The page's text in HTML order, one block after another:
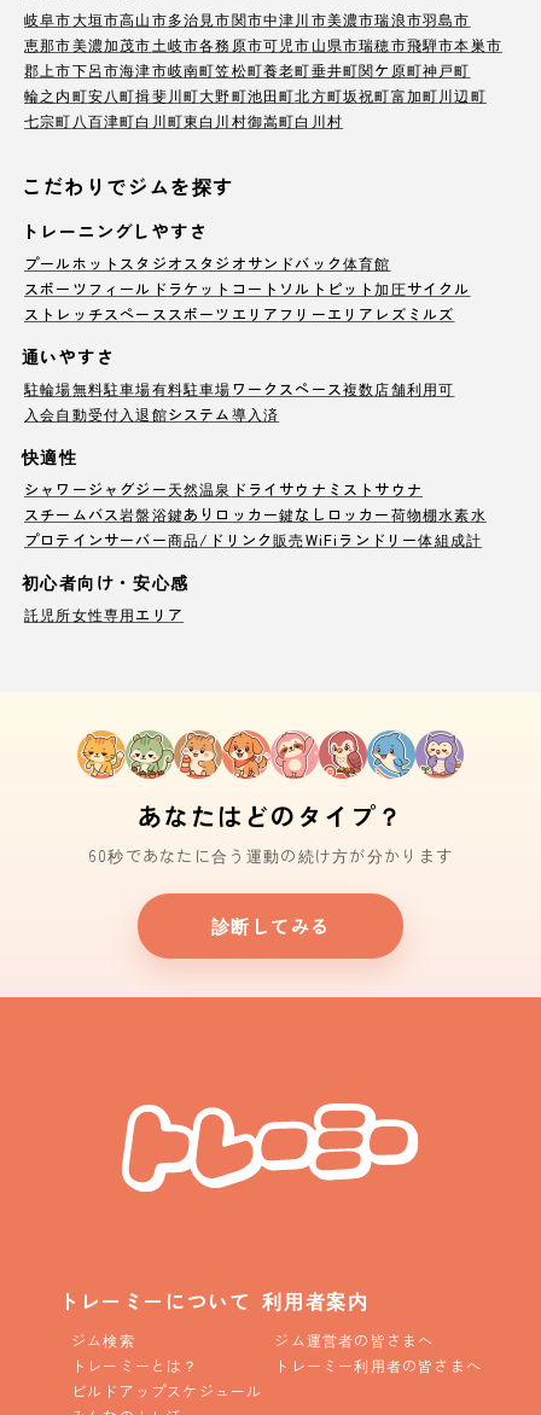
岐阜市大垣市高山市多治見市関市中津川市美濃市瑞浪市羽島市
恵那市美濃加茂市土岐市各務原市可児市山県市瑞穂市飛騨市本巣市
郡上市下呂市海津市岐南町笠松町養老町垂井町関ケ原町神戸町
輪之内町安八町揖斐川町大野町池田町北方町坂祝町富加町川辺町
七宗町 八百津町白川町東白川村御嵩町白川村
こだわりでジムを探す
トレーニングしやすさ
プールホットスタジオ スタジオサンドバック体育館
スポーツフィールド ラケットコート ソルトピット加圧サイクル
ストレッチスペース スポーツエリア フリーエリア レズミルズ
通いやすさ
駐輪場無料駐車場有料駐車場ワークスペース複数店舗利用可
入会自動受付 入退館システム導入済
快適性
シャワージャグジー天然温泉 ドライサウナ ミストサウナ
スチームバス岩盤浴鍵ありロッカー鍵なしロッカー荷物棚水素水
プロテインサーバー商品/ドリンク販売WiFi ランドリー体組成計
初心者向け・安心感
託児所女性専用エリア
あなたはどのタイプ？
60秒であなたに合う運動の続け方が分かります
診断してみる
トレーミーについて
ジム検索
トレーミーとは？
ビルドアップスケジュール
利用者案内
ジム運営者の皆さまへ
トレーミー利用者の皆さまへ